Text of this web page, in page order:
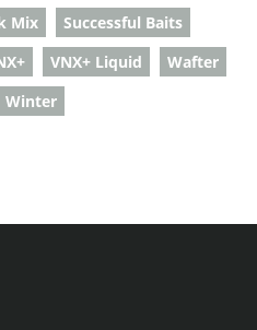
Mix
Successful Baits
VNX+ Liquid
Wafter
Winter